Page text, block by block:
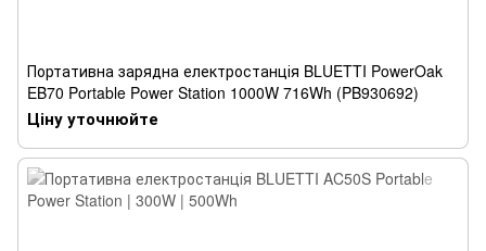
Портативна зарядна електростанція BLUETTI PowerOak
EB70 Portable Power Station 1000W 716Wh (PB930692)
Ціну уточнюйте